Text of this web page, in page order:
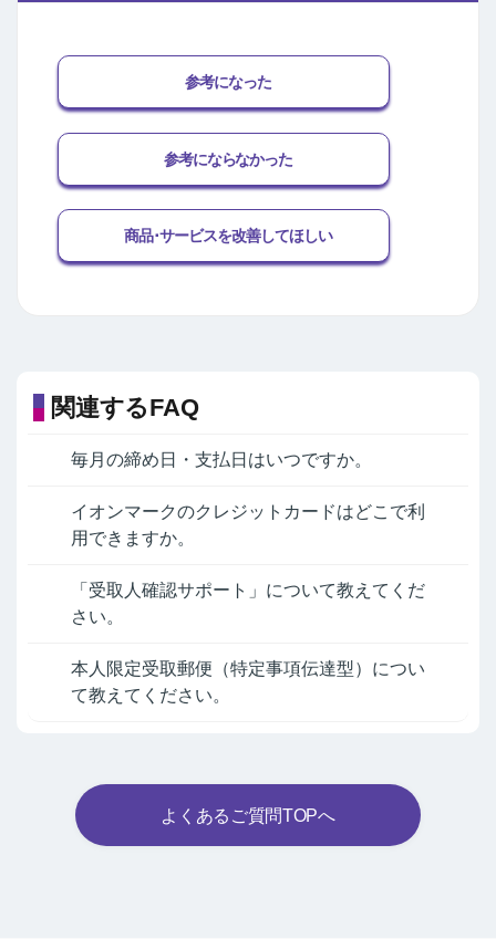
参考になった
参考にならなかった
商品･サービスを改善してほしい
関連するFAQ
毎月の締め日・支払日はいつですか。
イオンマークのクレジットカードはどこで利
用できますか。
「受取人確認サポート」について教えてくだ
さい。
本人限定受取郵便（特定事項伝達型）につい
て教えてください。
よくあるご質問TOPへ